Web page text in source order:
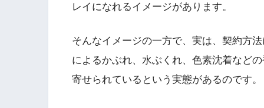
レイになれるイメージがあります。
そんなイメージの一方で、実は、契約方
によるかぶれ、水ぶくれ、色素沈着など
寄せられているという実態があるのです。